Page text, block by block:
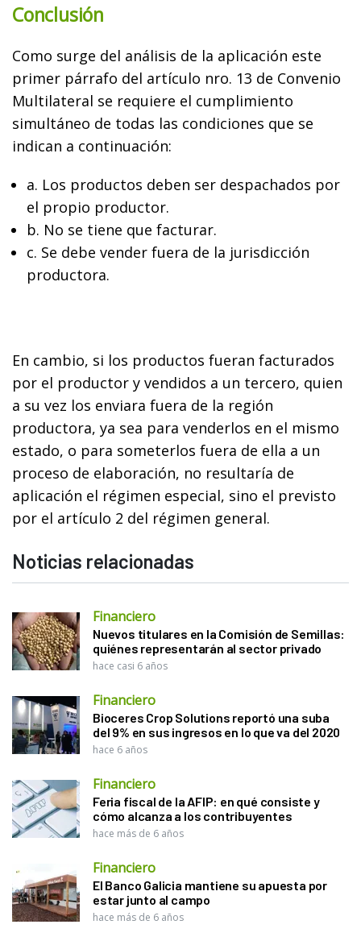
Conclusión
Como surge del análisis de la aplicación este
primer párrafo del artículo nro. 13 de Convenio
Multilateral se requiere el cumplimiento
simultáneo de todas las condiciones que se
indican a continuación:
a. Los productos deben ser despachados por
el propio productor.
b. No se tiene que facturar.
c. Se debe vender fuera de la jurisdicción
productora.
En cambio, si los productos fueran facturados
por el productor y vendidos a un tercero, quien
a su vez los enviara fuera de la región
productora, ya sea para venderlos en el mismo
estado, o para someterlos fuera de ella a un
proceso de elaboración, no resultaría de
aplicación el régimen especial, sino el previsto
por el artículo 2 del régimen general.
Noticias relacionadas
Financiero
Nuevos titulares en la Comisión de Semillas:
quiénes representarán al sector privado
hace casi 6 años
Financiero
Bioceres Crop Solutions reportó una suba
del 9% en sus ingresos en lo que va del 2020
hace 6 años
Financiero
Feria fiscal de la AFIP: en qué consiste y
cómo alcanza a los contribuyentes
hace más de 6 años
Financiero
El Banco Galicia mantiene su apuesta por
estar junto al campo
hace más de 6 años